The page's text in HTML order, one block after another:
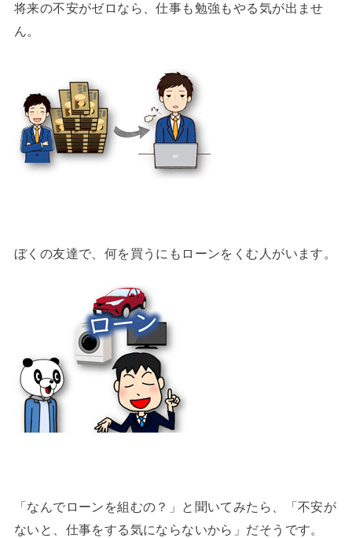
将来の不安がゼロなら、仕事も勉強もやる気が出ませ
ん。
ぼくの友達で、何を買うにもローンをくむ人がいます。
「なんでローンを組むの？」と聞いてみたら、「不安が
ないと、仕事をする気にならないから」だそうです。